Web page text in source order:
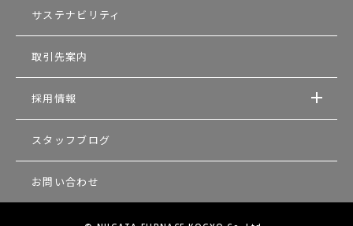
サステナビリティ
取引先案内
採用情報
スタッフブログ
お問い合わせ